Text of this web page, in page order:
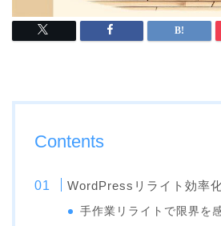
Contents
WordPressリライト効率
手作業リライトで限界を